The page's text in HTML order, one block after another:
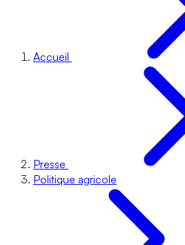
Accueil
Presse
Politique agricole